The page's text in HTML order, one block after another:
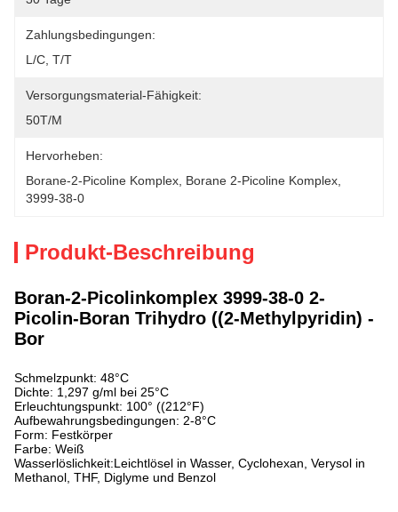
Zahlungsbedingungen:
L/C, T/T
Versorgungsmaterial-Fähigkeit:
50T/M
Hervorheben:
Borane-2-Picoline Komplex Borane 2-Picoline Komplex
3999-38-0
Produkt-Beschreibung
Boran-2-Picolinkomplex 3999-38-0 2-
Picolin-Boran Trihydro ((2-Methylpyridin) -
Bor
Schmelzpunkt: 48°C
Dichte: 1,297 g/ml bei 25°C
Erleuchtungspunkt: 100° ((212°F)
Aufbewahrungsbedingungen: 2-8°C
Form: Festkörper
Farbe: Weiß
Wasserlöslichkeit:Leichtlösel in Wasser, Cyclohexan, Verysol in
Methanol, THF, Diglyme und Benzol